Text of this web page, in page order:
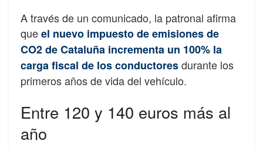
A través de un comunicado, la patronal afirma
queel nuevo impuesto de emisiones de
CO2 de Cataluña incrementa un 100% la
carga fiscal de los conductoresdurante los
primeros años de vida del vehículo.
Entre 120 y 140 euros más al
año